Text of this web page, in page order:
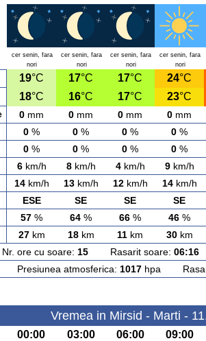
cer senin, fara
nori
cer senin, fara
nori
cer senin, fara
nori
cer senin, fara
nori
19°C 17°C 17°C 24°C
18°C 16°C 17°C 23°C
0 mm 0 mm 0 mm 0 mm
0 % 0 % 0 % 0 %
0 % 0 % 0 % 0 %
6km/h 8km/h 4km/h 9km/h
14km/h 13km/h 12km/h 14km/h
ESE SE SE SE
57 % 64 % 66 % 46 %
27km 18km 11 km 30km
Nr. ore cu soare: 15Rasarit soare: 06:16
atmosferica: 1017hpa
Vremea in Mirsid - Marti -
00:00 03:00 06:00 09:00